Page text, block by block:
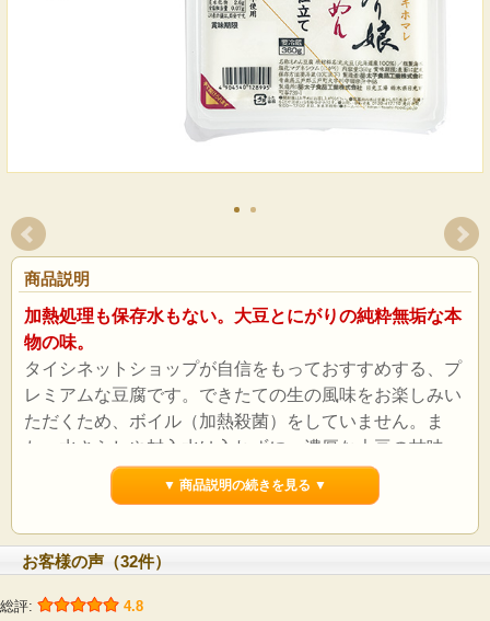
商品説明
加熱処理も保存水もない。大豆とにがりの純粋無垢な本
物の味。
タイシネットショップが自信をもっておすすめする、プ
レミアムな豆腐です。できたての生の風味をお楽しみい
ただくため、ボイル（加熱殺菌）をしていません。ま
た、水さらしや封入水は入れずに、濃厚な大豆の甘味、
旨みを守りました。
厳選国産丸大豆使用
北海道で育った甘味の強い国産丸大豆を100%使
用しています。
▼ 商品説明の続きを見る ▼
お客様の声（32件）
総評: 4.8